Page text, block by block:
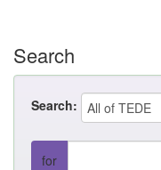
Search
Search:
for